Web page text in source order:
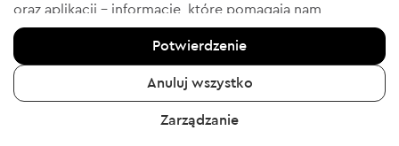
1
oraz aplikacji - informacje, które pomagają nam
pokazywać Tobie produkty, które Tobie się spodobają.
Jeśli się zgadzasz, potwierdź, klikając przycisk „Tak,
zgadzam się”.
Aby uzyskać więcej informacji, kliknij „Chcę uzyskać
więcej informacji” lub przejdź do „Polityki prywatności i
Potwierdzenie
Anuluj wszystko
Zarządzanie